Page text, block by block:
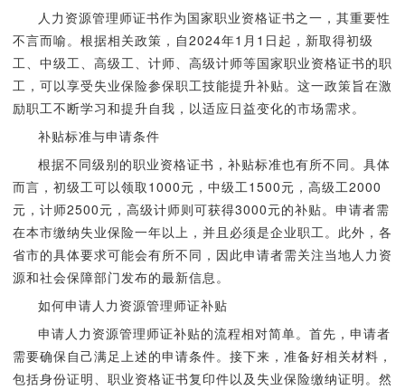
人力资源管理师证书作为国家职业资格证书之一，其重要性
不言而喻。根据相关政策，自2024年1月1日起，新取得初级
工、中级工、高级工、计师、高级计师等国家职业资格证书的职
工，可以享受失业保险参保职工技能提升补贴。这一政策旨在激
励职工不断学习和提升自我，以适应日益变化的市场需求。
补贴标准与申请条件
根据不同级别的职业资格证书，补贴标准也有所不同。具体
而言，初级工可以领取1000元，中级工1500元，高级工2000
元，计师2500元，高级计师则可获得3000元的补贴。申请者需
在本市缴纳失业保险一年以上，并且必须是企业职工。此外，各
省市的具体要求可能会有所不同，因此申请者需关注当地人力资
源和社会保障部门发布的最新信息。
如何申请人力资源管理师证补贴
申请人力资源管理师证补贴的流程相对简单。首先，申请者
需要确保自己满足上述的申请条件。接下来，准备好相关材料，
包括身份证明、职业资格证书复印件以及失业保险缴纳证明。然